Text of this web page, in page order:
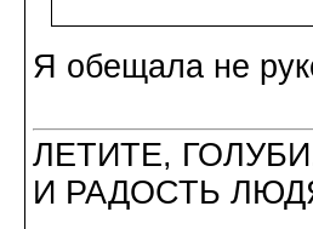
Я обещала не
ЛЕТИТЕ,
И РАДОСТЬ